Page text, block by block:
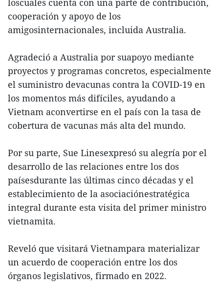
loscuales cuenta con una parte de contribución,
cooperación y apoyo de los
amigosinternacionales, incluida Australia.
Agradeció a Australia por suapoyo mediante
proyectos y programas concretos, especialmente
el suministro devacunas contra la COVID-19 en
los momentos más difíciles, ayudando a
Vietnam aconvertirse en el país con la tasa de
cobertura de vacunas más alta del mundo.
Por su parte, Sue Linesexpresó su alegría por el
desarrollo de las relaciones entre los dos
paísesdurante las últimas cinco décadas y el
establecimiento de la asociaciónestratégica
integral durante esta visita del primer ministro
vietnamita.
Reveló que visitará Vietnampara materializar
un acuerdo de cooperación entre los dos
órganos legislativos, firmado en 2022.